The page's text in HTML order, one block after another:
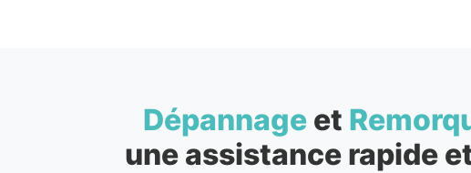
Dépannageet
une assistance rapide